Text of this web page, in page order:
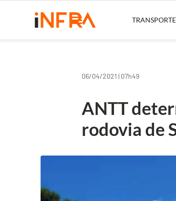
TRANSPORTE
06/04/2021 | 07h49
ANTT
rodovia de